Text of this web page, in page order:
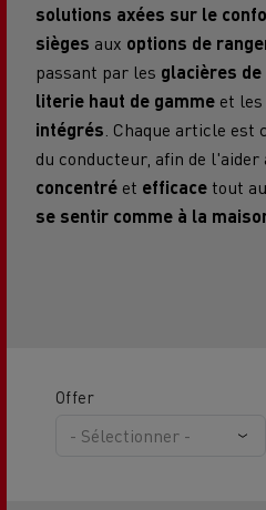
solutions axées sur le
sièges aux options de
passant par les glacières
literie haut de gamme et les
intégrés . Chaque article est
du conducteur, afin de
concentré et efficace tout
se sentir comme à la
Offer